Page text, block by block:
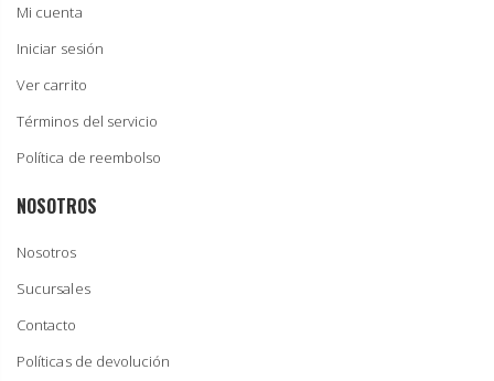
Mi cuenta
Iniciar sesión
Ver carrito
Términos del servicio
Política de reembolso
NOSOTROS
Nosotros
Sucursales
Contacto
Políticas de devolución